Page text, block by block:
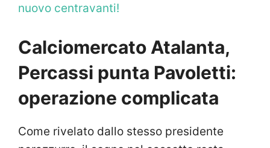
nuovo centravanti!
Calciomercato Atalanta,
Percassi punta Pavoletti:
operazione complicata
Come rivelato dallo stesso presidente